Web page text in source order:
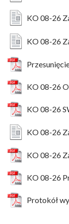
KO 08-26
KO 08-26
KO 08-26
KO 08-26
KO 08-26
KO 08-26
KO 08-26
Protokół